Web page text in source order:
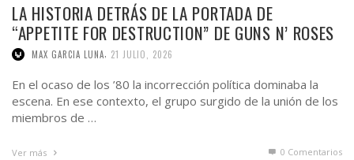
LA HISTORIA DETRÁS DE LA PORTADA DE
“APPETITE FOR DESTRUCTION” DE GUNS N’ ROSES
MAX GARCIA LUNA 21 JULIO, 2026
En el ocaso de los ’80 la incorrección política dominaba la
escena. En ese contexto, el grupo surgido de la unión de los
miembros de …
Ver más 0 Comentarios